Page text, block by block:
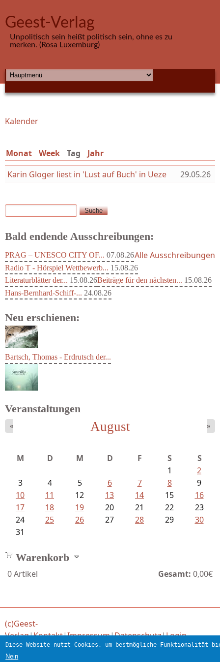
Geest-Verlag
Unpolitisch sein heißt politisch sein, ohne es zu
merken. (Rosa Luxemburg)
HAUPTMENÜ
Sie sind hier
Kalender
Monat Week Tag (aktiver Reiter)
Jahr
Karin Gloger liest in 'Lust auf Buch' in Ueze
29.05.26
Suchformular
Suche
Bald endende Ausschreibungen:
PRAG – UNESCO CITY OF... 07.08.26
Radio T - Hörspiel Wettbewerb... 15.08.26
Literaturblätter der... 15.08.26Beiträge für den nächsten... 15.08.26
Hans-Bernhard-Schiff-... 24.08.26
Alle Ausschreibungen
Neu erschienen:
Bartsch, Thomas - Erdrutsch der...
Struckmeyer, Ingeborg - Sprachlos...
Veranstaltungen
August
« »
M D M D F S
S
1
2
3
4 5 6 7 8
9
10
11 12 13 14 15
16
17
18 19 20 21 22
23
24
25 26 27 28 29
30
31
Warenkorb
0Artikel Gesamt: 0,00€
(c)Geest-
Verlag|Kontakt|Impressum|Datenschutz|Login
Diese Website nutzt Cookies, um bestmögliche Funktionalität
Nein